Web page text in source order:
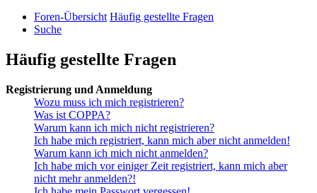
Foren-Übersicht Häufig gestellte Fragen
Suche
Häufig gestellte Fragen
Registrierung und Anmeldung
Wozu muss ich mich registrieren?
Was ist COPPA?
Warum kann ich mich nicht registrieren?
Ich habe mich registriert, kann mich aber nicht anmelden!
Warum kann ich mich nicht anmelden?
Ich habe mich vor einiger Zeit registriert, kann mich aber
nicht mehr anmelden?!